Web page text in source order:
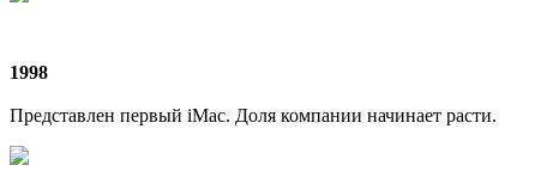
1998
Представлен первый iMac. Доля компании начинает расти.